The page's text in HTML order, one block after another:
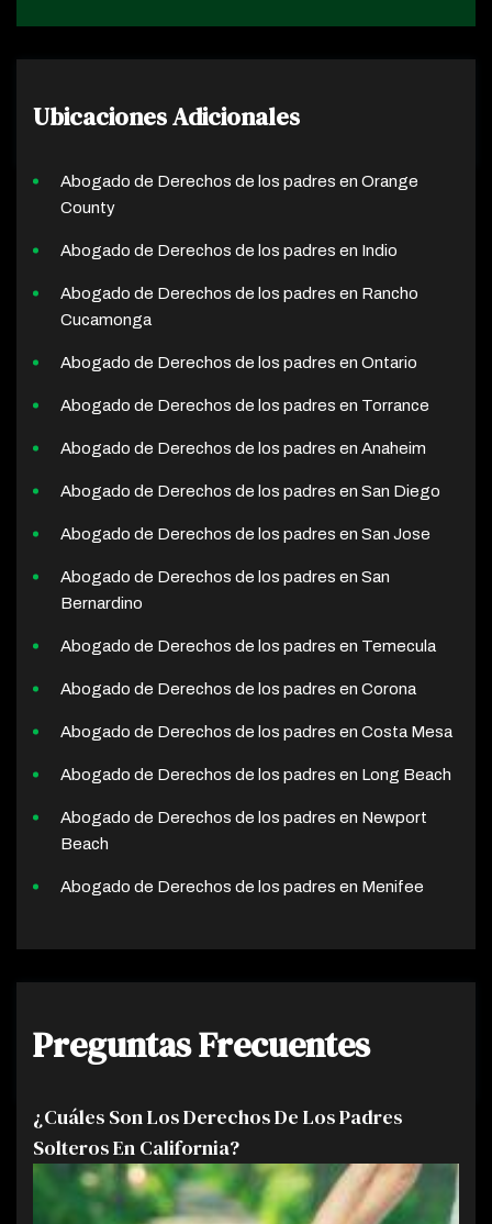
Ubicaciones Adicionales
Abogado de Derechos de los padres en Orange
County
Abogado de Derechos de los padres en Indio
Abogado de Derechos de los padres en Rancho
Cucamonga
Abogado de Derechos de los padres en Ontario
Abogado de Derechos de los padres en Torrance
Abogado de Derechos de los padres en Anaheim
Abogado de Derechos de los padres en San Diego
Abogado de Derechos de los padres en San Jose
Abogado de Derechos de los padres en San
Bernardino
Abogado de Derechos de los padres en Temecula
Abogado de Derechos de los padres en Corona
Abogado de Derechos de los padres en Costa Mesa
Abogado de Derechos de los padres en Long Beach
Abogado de Derechos de los padres en Newport
Beach
Abogado de Derechos de los padres en Menifee
Preguntas Frecuentes
¿Cuáles Son Los Derechos De Los Padres
Solteros En California?